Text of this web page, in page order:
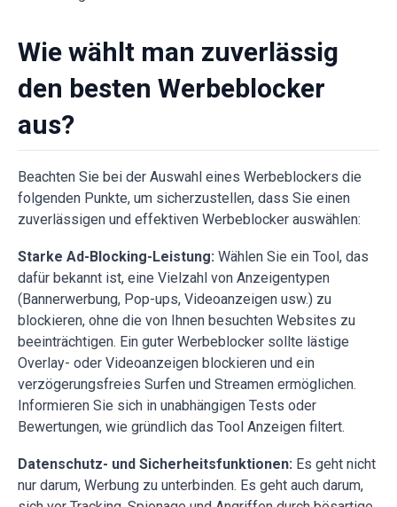
Wie wählt man zuverlässig
den besten Werbeblocker
aus?
Beachten Sie bei der Auswahl eines Werbeblockers die
folgenden Punkte, um sicherzustellen, dass Sie einen
zuverlässigen und effektiven Werbeblocker auswählen:
Starke Ad-Blocking-Leistung: Wählen Sie ein Tool, das
dafür bekannt ist, eine Vielzahl von Anzeigentypen
(Bannerwerbung, Pop-ups, Videoanzeigen usw.) zu
blockieren, ohne die von Ihnen besuchten Websites zu
beeinträchtigen. Ein guter Werbeblocker sollte lästige
Overlay- oder Videoanzeigen blockieren und ein
verzögerungsfreies Surfen und Streamen ermöglichen.
Informieren Sie sich in unabhängigen Tests oder
Bewertungen, wie gründlich das Tool Anzeigen filtert.
Datenschutz- und Sicherheitsfunktionen: Es geht nicht
nur darum, Werbung zu unterbinden. Es geht auch darum,